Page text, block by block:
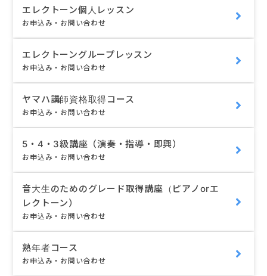
エレクトーン個人レッスン
お申込み・お問い合わせ
エレクトーングループレッスン
お申込み・お問い合わせ
ヤマハ講師資格取得コース
お申込み・お問い合わせ
5・4・3級講座（演奏・指導・即興）
お申込み・お問い合わせ
音大生のためのグレード取得講座（ピアノorエ
レクトーン）
お申込み・お問い合わせ
熟年者コース
お申込み・お問い合わせ